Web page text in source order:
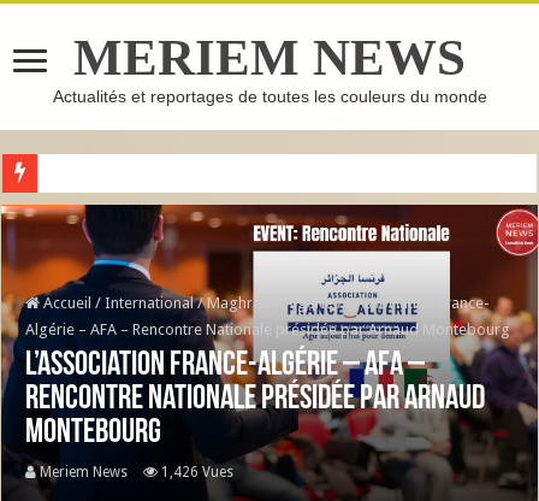
MERIEM NEWS
Actualités et reportages de toutes les couleurs du monde
GHASSOUL : L’ARGILE MAROCAINE QUI FAIT LE TOUR DU MONDE
Accueil / International / Maghreb Algérie / L’Association France-
Algérie – AFA – Rencontre Nationale présidée par Arnaud Montebourg
L’Association France-Algérie – AFA –
Rencontre Nationale présidée par Arnaud
Montebourg
Meriem News 1,426 Vues